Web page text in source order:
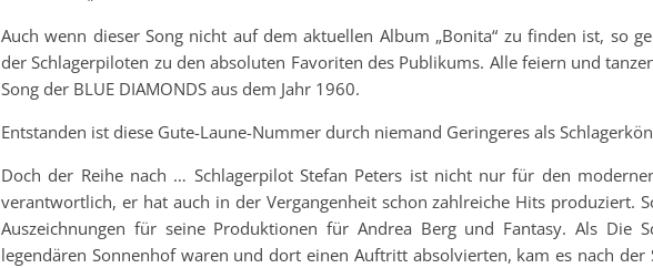
Auch wenn dieser Song nicht auf dem aktuellen Album „Bonita“ zu finden ist, so
der Schlagerpiloten zu den absoluten Favoriten des Publikums. Alle feiern und
Song der BLUE DIAMONDS aus dem Jahr 1960.
Entstanden ist diese Gute-Laune-Nummer durch niemand Geringeres als
Doch der Reihe nach … Schlagerpilot Stefan Peters ist nicht nur für den
verantwortlich, er hat auch in der Vergangenheit schon zahlreiche Hits produziert.
Auszeichnungen für seine Produktionen für Andrea Berg und Fantasy. Als Die
legendären Sonnenhof waren und dort einen Auftritt absolvierten, kam es nach der